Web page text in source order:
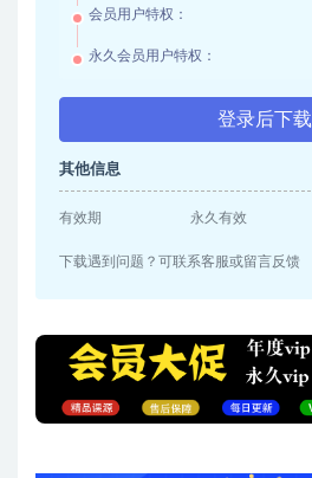
会员用户特权：
永久会员用户特权：
登录后下载
其他信息
有效期 永久有效
下载遇到问题？可联系客服或留言反馈